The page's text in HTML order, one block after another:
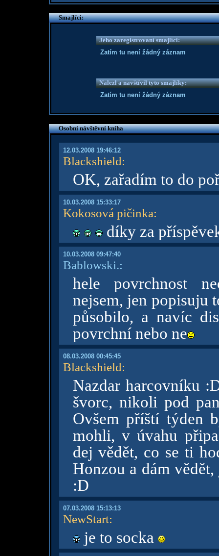
Smajlíci:
Jeho zaregistrovaní smajlíci:
Zatím tu není žádný záznam
Nalezl a navštívil tyto smajlíky:
Zatím tu není žádný záznam
Osobní návštěvní kniha
12.03.2008 19:46:12
Blackshield:
OK, zařadím to do
10.03.2008 15:33:17
Kokosová pičinka:
díky za
10.03.2008 09:47:40
Bablowski.:
hele povrchnost
nejsem, jen popisuju
působilo, a navíc
povrchní nebo ne
08.03.2008 00:45:45
Blackshield:
Nazdar harcovníku
švorc, nikoli pod
Ovšem příští týden
mohli, v úvahu
dej vědět, co se ti
Honzou a dám
:D
07.03.2008 15:13:13
NewStart:
je to socka